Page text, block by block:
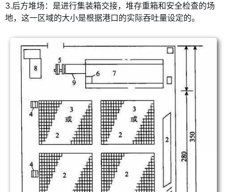
3.后方堆场：是进行集装箱交接，堆存重箱和安全检查的场
地，这一区域的大小是根据港口的实际吞吐量设定的。